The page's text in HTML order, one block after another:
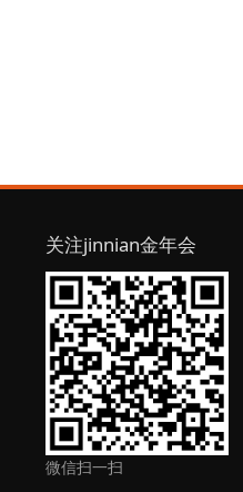
关注jinnian金年会
微信扫一扫